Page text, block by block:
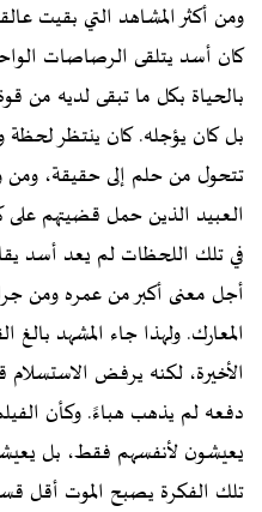
ومن أكثر المشاهد التي بقيت
كان أسد يتلقى الرصاصات
بالحياة بكل ما تبقى لديه من
بل كان يؤجله. كان ينتظر
تتحول من حلم إلى حقيقة، ومن
العبيد الذين حمل قضيتهم على
في تلك اللحظات لم يعد أسد
أجل معنى أكبر من عمره ومن
المعارك. ولهذا جاء المشهد
الأخيرة، لكنه يرفض
دفعه لم يذهب هباءً. وكأن
يعيشون لأنفسهم فقط، بل
تلك الفكرة يصبح الموت أقل